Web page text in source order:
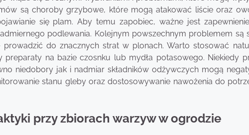
są choroby grzybowe, które mogą atakować liście oraz
się plam. Aby temu zapobiec, ważne jest
podlewania. Kolejnym powszechnym problemem są
do znacznych strat w plonach. Warto stosować
preparaty na bazie czosnku lub mydła potasowego. Niekiedy
niedobory jak i nadmiar składników odżywczych mogą
stanu gleby oraz dostosowywanie nawożenia do
przy zbiorach warzyw w ogrodzie